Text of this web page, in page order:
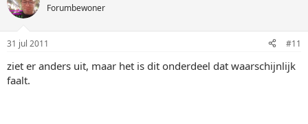
Forumbewoner
31 jul 2011 #11
ziet er anders uit, maar het is dit onderdeel dat waarschijnlijk
faalt.